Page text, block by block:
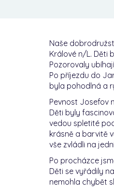
Naše
Králové n/L. Děti
Pozorovaly
Po příjezdu do
byla pohodlná a
Pevnost Josefov
Děti byly
vedou spletité
krásně a barvitě
vše zvládli na
Po procházce
Děti se vyřádily
nemohla chybět